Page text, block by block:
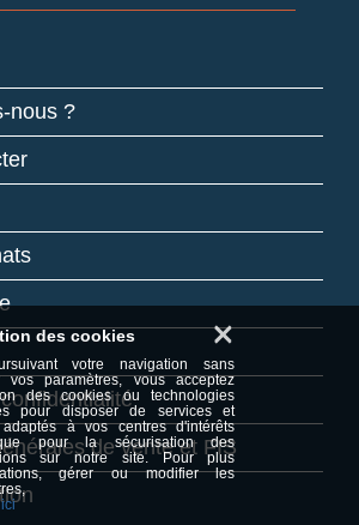
nous ?
de vente et FIS
×
des cookies
votre navigation sans
vos paramètres, vous acceptez
des cookies ou technologies
pour disposer de services et
adaptés à vos centres d'intérêts
pour la sécurisation des
sur notre site. Pour plus
gérer ou modifier les